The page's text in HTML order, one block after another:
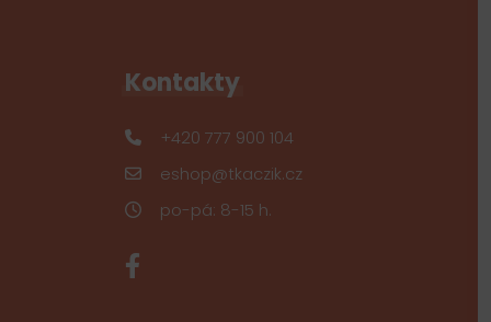
Kontakty
+420 777 900 104
eshop@tkaczik.cz
po-pá: 8-15 h.